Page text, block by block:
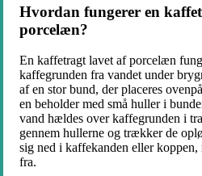
Hvordan fungerer en
porcelæn?
En kaffetragt lavet af porcelæn
kaffegrunden fra vandet under
af en stor bund, der placeres
en beholder med små huller i
vand hældes over kaffegrunden i
gennem hullerne og trækker de
sig ned i kaffekanden eller
fra.